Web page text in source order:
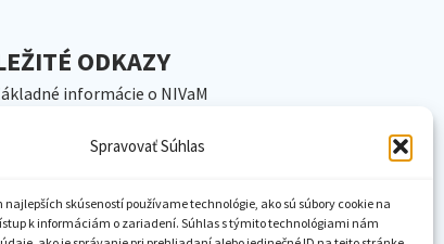
Spravovať Súhlas
skúseností používame technológie, ako sú súbory cookie na
k informáciám o zariadení. Súhlas s týmito technológiami nám
ODKAZY
informácie o NIVaM
NIVaM